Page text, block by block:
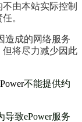
由本站实际控制
任。
造成的网络服务
将尽力减少因此
不能提供约
致ePower服务